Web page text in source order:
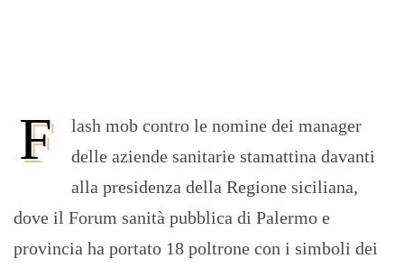
F
lash mob contro le nomine dei manager
delle aziende sanitarie stamattina davanti
alla presidenza della Regione siciliana,
dove il Forum sanità pubblica di Palermo e
provincia ha portato 18 poltrone con i simboli dei